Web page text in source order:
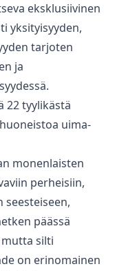
eksklusiivinen
yksityisyyden,
tarjoten
ja
22 tyylikästä
uima-
monenlaisten
‌perheisiin,
päässä
silti
‌on ‌erinomainen